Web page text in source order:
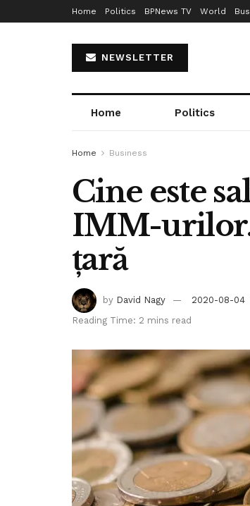
Home Politics BPNews TV World
NEWSLETTER
Home Politics
Home Business
Cine este
IMM-urilor.
țară
by David Nagy 2020-08-04
Reading Time: 2 mins read